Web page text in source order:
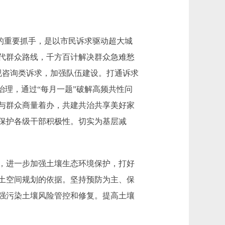
要抓手，是以市民诉求驱动超大城
群众路线，千方百计解决群众急难愁
询类诉求，加强队伍建设。打通诉求
，通过“每月一题”破解高频共性问
群众商量着办，共建共治共享美好家
护各级干部积极性。切实为基层减
一步加强土壤生态环境保护，打好
空间规划的依据。坚持预防为主、保
污染土壤风险管控和修复。提高土壤